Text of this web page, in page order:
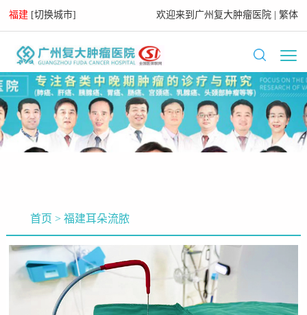
福建 [切换城市] 欢迎来到 广州复大肿瘤医院| 繁体
首页 > 福建耳朵流脓